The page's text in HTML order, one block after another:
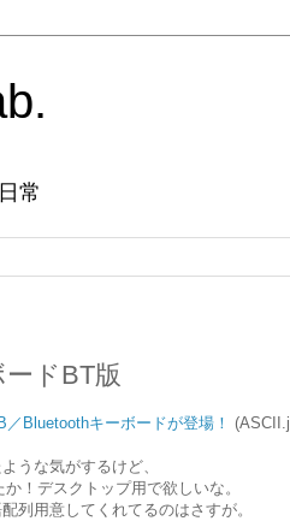
常
ドBT版
Bluetoothキーボードが登場！
うな気がするけど、
！デスクトップ用で欲しいな。
列用意してくれてるのはさすが。